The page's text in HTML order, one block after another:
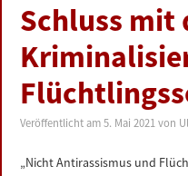
ZUR PERSON
LINKS
Schluss mit
Veröffentlicht am5. Mai 2021 von
„Nicht Antirassismus und